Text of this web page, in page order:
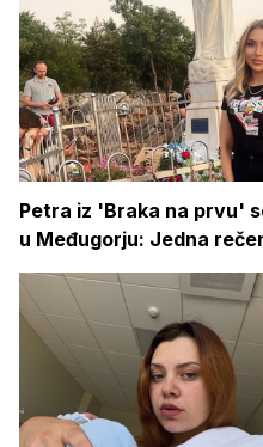
Petra iz 'Braka na prvu'
u Međugorju: Jedna